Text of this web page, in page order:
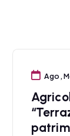
Ago,